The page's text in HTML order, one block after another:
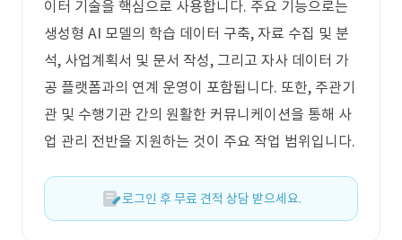
이터 기술을 핵심으로 사용합니다. 주요 기능으로는
생성형 AI 모델의 학습 데이터 구축, 자료 수집 및 분
석, 사업계획서 및 문서 작성, 그리고 자사 데이터 가
공 플랫폼과의 연계 운영이 포함됩니다. 또한, 주관기
관 및 수행기관 간의 원활한 커뮤니케이션을 통해 사
업 관리 전반을 지원하는 것이 주요 작업 범위입니다.
로그인 후 무료 견적 상담 받으세요.